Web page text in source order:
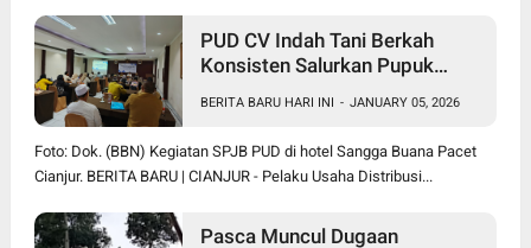
PUD CV Indah Tani Berkah
Konsisten Salurkan Pupuk
BERITA BARU HARI INI - JANUARY 05, 2026
Foto: Dok. (BBN) Kegiatan SPJB PUD di hotel Sangga Buana Pacet
Cianjur. BERITA BARU | CIANJUR - Pelaku Usaha Distribusi...
Pasca Muncul Dugaan